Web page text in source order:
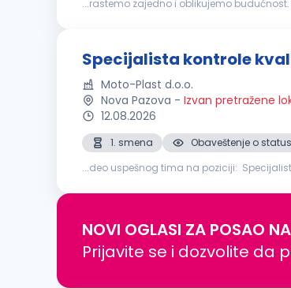
...rastemo zajedno i oblikujemo
Specijalista kontrole
Moto-Plast d.o.o.
Nova Pazova - Izvan pretražene
12.08.2026
1. smena
Obaveštenje o
...deo uspešnog tima na poziciji:
NOVI OGLASI ZA POSAO
Prijavite se i dozvolite da